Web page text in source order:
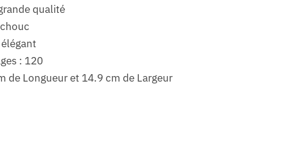
qualité
: 120
de Longueur et 14.9 cm de Largeur